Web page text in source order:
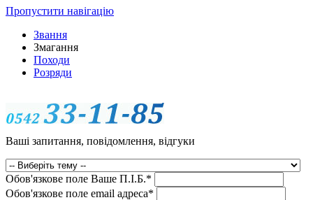
Пропустити навігацію
Звання
Змагання
Походи
Розряди
Ваші запитання, повідомлення, відгуки
Обов'язкове поле Ваше П.I.Б.*
Обов'язкове поле email адреса*